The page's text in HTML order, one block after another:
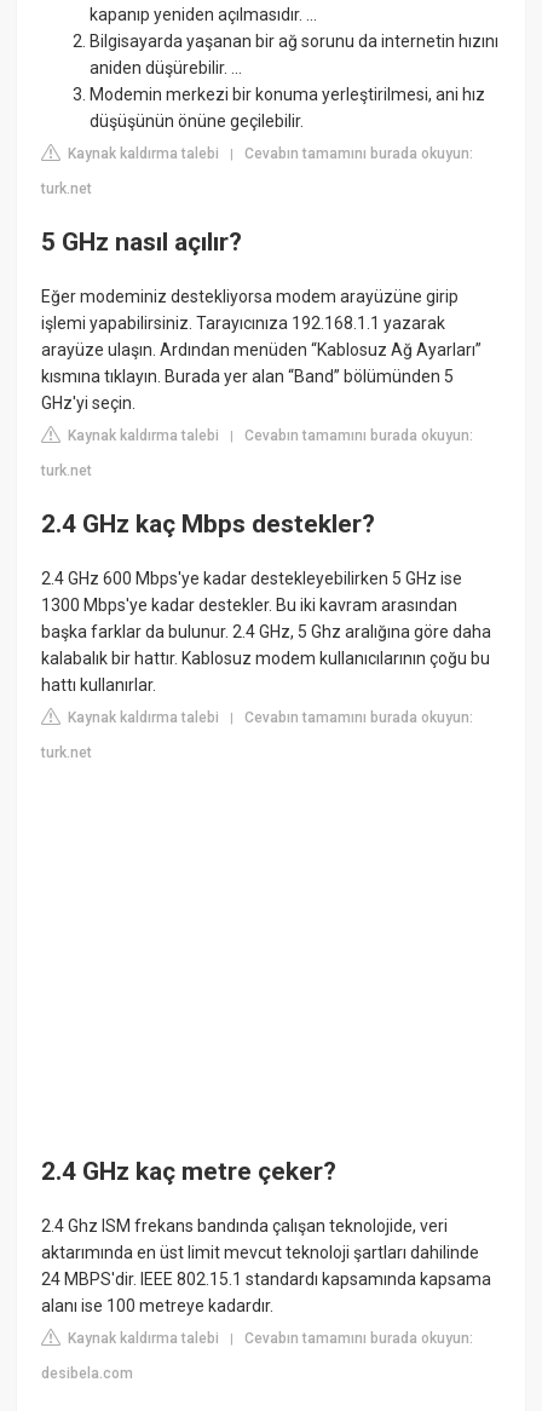
kapanıp yeniden açılmasıdır. ...
Bilgisayarda yaşanan bir ağ sorunu da internetin hızını
aniden düşürebilir. ...
Modemin merkezi bir konuma yerleştirilmesi, ani hız
düşüşünün önüne geçilebilir.
Kaynak kaldırma talebi |Cevabın tamamını burada okuyun:
turk.net
5 GHz nasıl açılır?
Eğer modeminiz destekliyorsa modem arayüzüne girip
işlemi yapabilirsiniz. Tarayıcınıza 192.168.1.1 yazarak
arayüze ulaşın. Ardından menüden “Kablosuz Ağ Ayarları”
kısmına tıklayın. Burada yer alan “Band” bölümünden 5
GHz'yi seçin.
Kaynak kaldırma talebi |Cevabın tamamını burada okuyun:
turk.net
2.4 GHz kaç Mbps destekler?
2.4 GHz 600 Mbps'ye kadar destekleyebilirken 5 GHz ise
1300 Mbps'ye kadar destekler. Bu iki kavram arasından
başka farklar da bulunur. 2.4 GHz, 5 Ghz aralığına göre daha
kalabalık bir hattır. Kablosuz modem kullanıcılarının çoğu bu
hattı kullanırlar.
Kaynak kaldırma talebi |Cevabın tamamını burada okuyun:
turk.net
2.4 GHz kaç metre çeker?
2.4 Ghz ISM frekans bandında çalışan teknolojide, veri
aktarımında en üst limit mevcut teknoloji şartları dahilinde
24 MBPS'dir. IEEE 802.15.1 standardı kapsamında kapsama
alanı ise 100 metreye kadardır.
Kaynak kaldırma talebi |Cevabın tamamını burada okuyun:
desibela.com